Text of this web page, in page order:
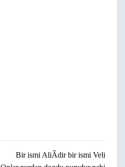
Bir ismi AliÂdir bir ismi Veli